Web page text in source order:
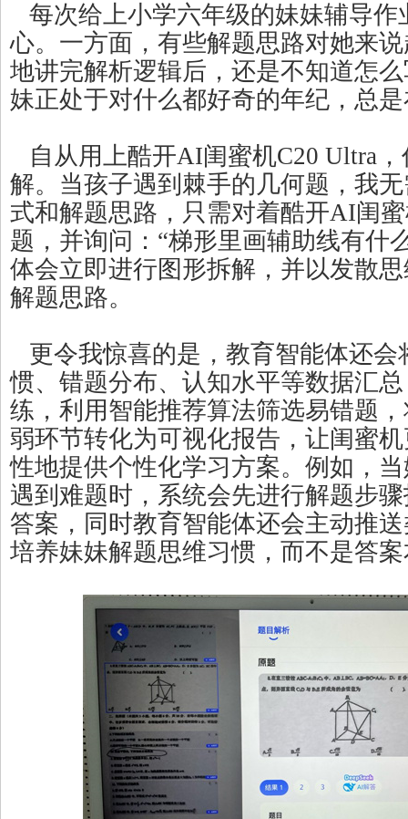
每次给上小学六年级的妹妹辅导作
心。一方面，有些解题思路对她来
地讲完解析逻辑后，还是不知道怎
妹正处于对什么都好奇的年纪，总
自从用上酷开AI闺蜜机C20 Ultra
解。当孩子遇到棘手的几何题，我
式和解题思路，只需对着酷开AI闺
题，并询问：“梯形里画辅助线有什
体会立即进行图形拆解，并以发散
解题思路。
更令我惊喜的是，教育智能体还会
惯、错题分布、认知水平等数据汇
练，利用智能推荐算法筛选易错题
弱环节转化为可视化报告，让闺蜜
性地提供个性化学习方案。例如，
遇到难题时，系统会先进行解题步
答案，同时教育智能体还会主动推
培养妹妹解题思维习惯，而不是答